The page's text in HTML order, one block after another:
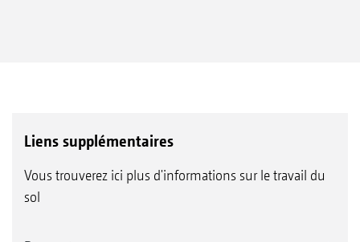
Liens supplémentaires
Vous trouverez ici plus d'informations sur le travail du
sol